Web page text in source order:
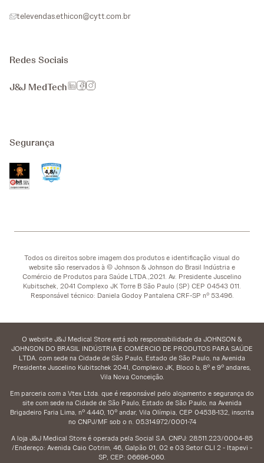
televendas.ethicon@cytt.com.br
Redes Sociais
J&J MedTech
Segurança
Todos os direitos sobre imagem dos produtos e identificação visual do
website são reservados à © Johnson & Johnson do Brasil Indústria e
Comércio de Produtos para Saúde LTDA.,2021. Av. Presidente Juscelino
Kubitschek, 2041 Complexo JK Torre B São Paulo (SP) CEP 04543 011.
Responsável técnico: Daniela Godoy Pantalena CRF-SP nº 53.496.
O website J&J Medical Store está sob responsabilidade da JOHNSON &
JOHNSON DO BRASIL INDÚSTRIA E COMÉRCIO DE PRODUTOS PARA SAÚDE
LTDA. com sede na Cidade de São Paulo, Estado de São Paulo, na Avenida
Presidente Juscelino Kubitschek 2041, Complexo JK, Bloco b, 8º e 9º andares,
Vila Nova Conceição.
Em parceria com a Vtex Ltda. que é responsável pelo alojamento e segurança do
site com sede na Cidade de São Paulo, Estado de São Paulo, na Avenida
Brigadeiro Faria Lima, nº 4.440, 10º andar, Vila Olímpia, CEP 04538-132, inscrita
no CNPJ/MF sob o n. 05.314.972/0001-74
A loja J&J Medical Store é operada pela Social S.A. CNPJ: 28.511.223/0004-85
/Endereço: Avenida Caio Cotrim, 46, Galpão 01, 02 e 03 Setor CLI 2 - Itapevi -
SP, CEP: 06696-060.